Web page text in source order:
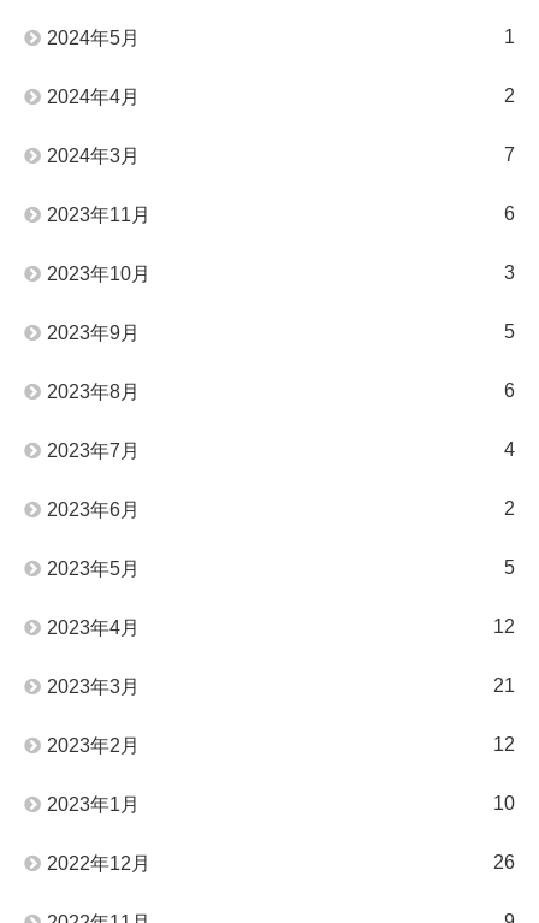
2024年5月 1
2024年4月 2
2024年3月 7
2023年11月 6
2023年10月 3
2023年9月 5
2023年8月 6
2023年7月 4
2023年6月 2
2023年5月 5
2023年4月 12
2023年3月 21
2023年2月 12
2023年1月 10
2022年12月 26